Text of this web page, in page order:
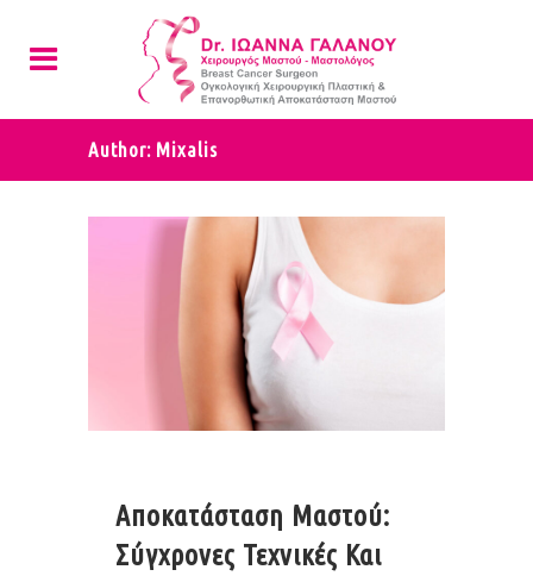
Author: Mixalis
Αποκατάσταση Μαστού:
Σύγχρονες Τεχνικές Και